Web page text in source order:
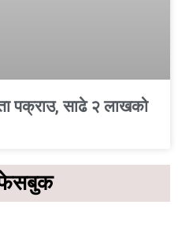
पक्राउ, साढे २ लाखको
फेसबुक